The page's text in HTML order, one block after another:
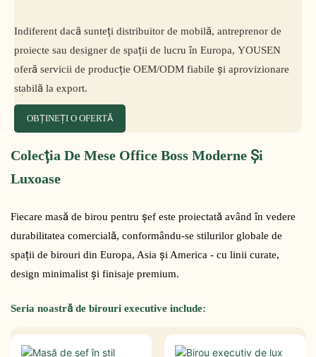
Indiferent dacă sunteți distribuitor de mobilă, antreprenor de
proiecte sau designer de spații de lucru în Europa, YOUSEN
oferă servicii de producție OEM/ODM fiabile și aprovizionare
stabilă la export.
OBȚINEȚI O OFERTĂ
Colecția De Mese Office Boss Moderne Și
Luxoase
Fiecare masă de birou pentru șef este proiectată având în vedere
durabilitatea comercială, conformându-se stilurilor globale de
spații de birouri din Europa, Asia și America - cu linii curate,
design minimalist și finisaje premium.
Seria noastră de birouri executive include: